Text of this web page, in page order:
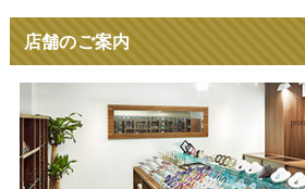
店舗のご案内